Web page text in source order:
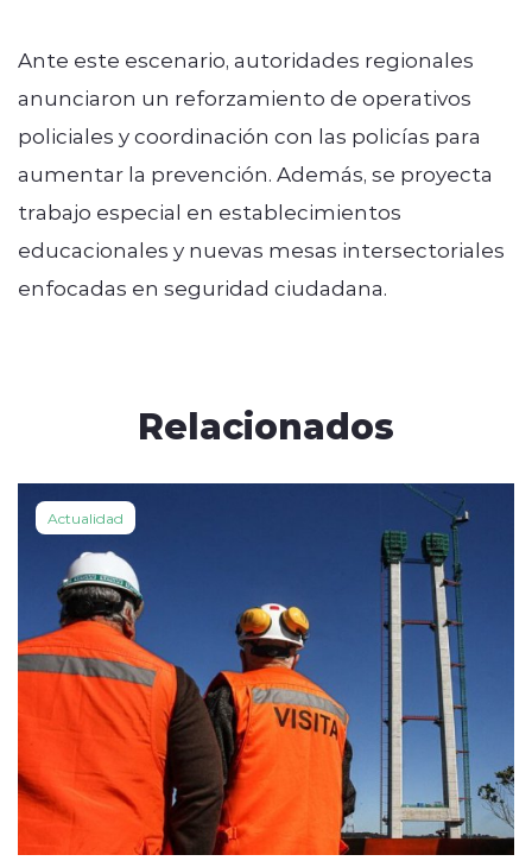
Ante este escenario, autoridades regionales
anunciaron un reforzamiento de operativos
policiales y coordinación con las policías para
aumentar la prevención. Además, se proyecta
trabajo especial en establecimientos
educacionales y nuevas mesas intersectoriales
enfocadas en seguridad ciudadana.
Relacionados
Actualidad